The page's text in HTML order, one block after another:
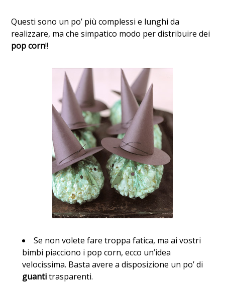
Questi sono un po’ più complessi e lunghi da
realizzare, ma che simpatico modo per distribuire dei
pop corn!!
Se non volete fare troppa fatica, ma ai vostri
bimbi piacciono i pop corn, ecco un’idea
velocissima. Basta avere a disposizione un po’ di
guantitrasparenti.